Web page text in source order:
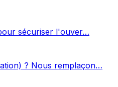
sécuriser l'ouver…
? Nous remplaçon…